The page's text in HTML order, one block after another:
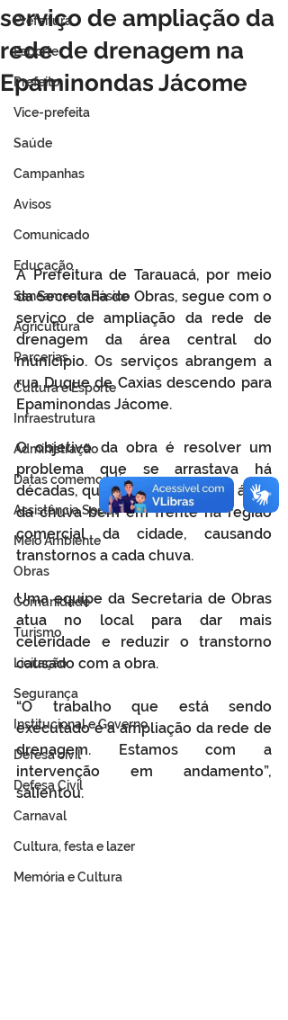
Prefeitura
Esporte
Prefeito
Vice-prefeita
Saúde
Campanhas
Avisos
Comunicado
Educação
Saneamento Básico
Agricultura
Parcerias
Cultura e Esporte
Infraestrutura
Administração
Datas comemorativas
Assistência Social
Meio Ambiente
Obras
Comunidade
Turismo
Licitação
Segurança
Institucional e Governo
Defesa cívil
Defesa Civil
Carnaval
Cultura, festa e lazer
Memória e Cultura
serviço de ampliação da
rede de drenagem na
Epaminondas Jácome
A Prefeitura de Tarauacá, por meio
da Secretaria de Obras, segue com o
serviço de ampliação da rede de
drenagem da área central do
município. Os serviços abrangem a
rua Duque de Caxias descendo para
Epaminondas Jácome.
O objetivo da obra é resolver um
problema que se arrastava há
décadas, que era o acúmulo de água
da chuva bem em frente na região
comercial da cidade, causando
transtornos a cada chuva.
Uma equipe da Secretaria de Obras
atua no local para dar mais
celeridade e reduzir o transtorno
causado com a obra.
“O trabalho que está sendo
executado é a ampliação da rede de
drenagem. Estamos com a
intervenção em andamento”,
salientou.